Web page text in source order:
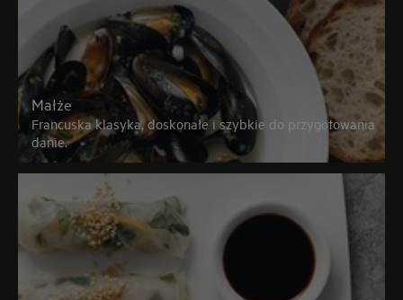
Małże
Francuska klasyka, doskonałe i szybkie do przygotowania
danie.